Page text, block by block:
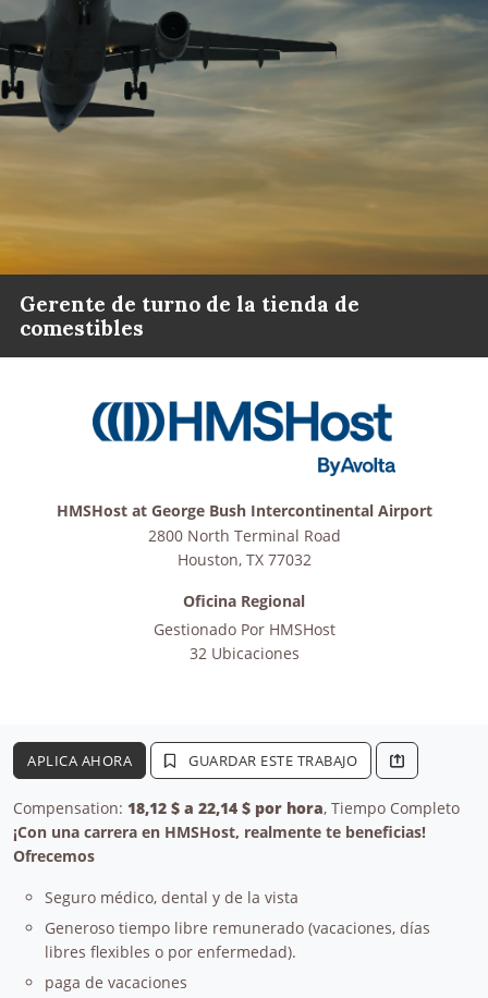
Gerente de turno de la tienda de
comestibles
HMSHost at George Bush Intercontinental Airport
2800 North Terminal Road
Houston, TX 77032
Oficina Regional
Gestionado Por HMSHost
32 Ubicaciones
APLICA AHORA GUARDAR ESTE TRABAJO
Compensation: 18,12 $ a 22,14 $ por hora, Tiempo Completo
¡Con una carrera en HMSHost, realmente te beneficias!
Ofrecemos
Seguro médico, dental y de la vista
Generoso tiempo libre remunerado (vacaciones, días
libres flexibles o por enfermedad).
paga de vacaciones